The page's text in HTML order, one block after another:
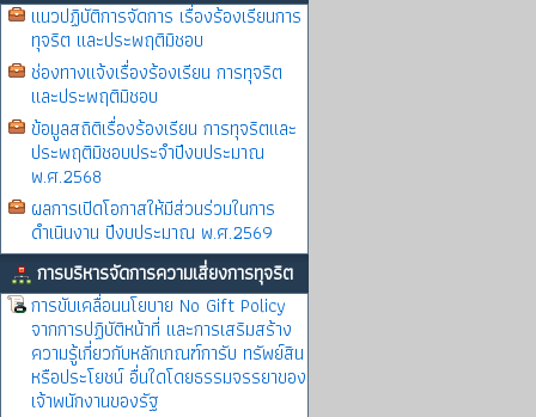
แนวปฏิบัติการจัดการ เรื่องร้องเรียนการ
ทุจริต และประพฤติมิชอบ
ช่องทางแจ้งเรื่องร้องเรียน การทุจริต
และประพฤติมิชอบ
ข้อมูลสถิติเรื่องร้องเรียน การทุจริตและ
ประพฤติมิชอบประจำปีงบประมาณ
พ.ศ.2568
ผลการเปิดโอกาสให้มีส่วนร่วมในการ
ดำเนินงาน ปีงบประมาณ พ.ศ.2569
การบริหารจัดการความเสี่ยงการทุจริต
การขับเคลื่อนนโยบาย No Gift Policy
จากการปฏิบัติหน้าที่ และการเสริมสร้าง
ความรู้เกี่ยวกับหลักเกณฑ์การับ ทรัพย์สิน
หรือประโยชน์ อื่นใดโดยธรรมจรรยาของ
เจ้าพนักงานของรัฐ